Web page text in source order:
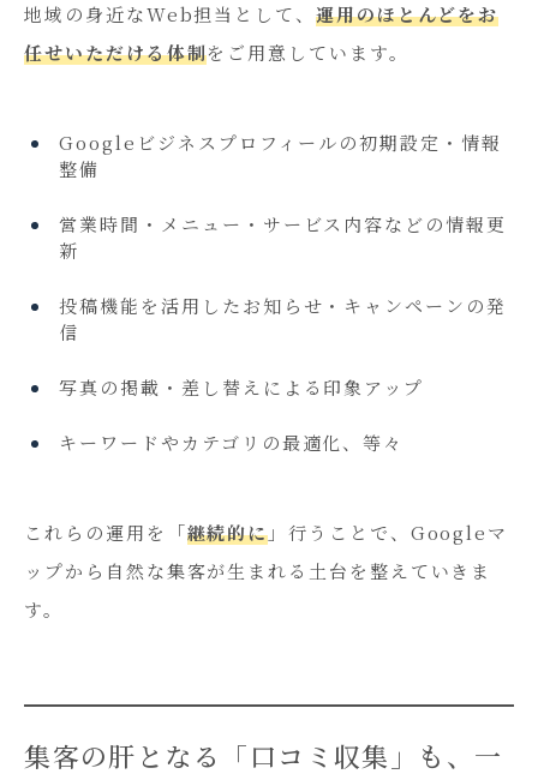
地域の身近なWeb担当として、 運用のほとんどをお
任せいただける体制をご用意しています。
Googleビジネスプロフィールの初期設定・情報
整備
営業時間・メニュー・サービス内容などの情報更
新
投稿機能を活用したお知らせ・キャンペーンの発
信
写真の掲載・差し替えによる印象アップ
キーワードやカテゴリの最適化、等々
これらの運用を「継続的に」行うことで、Googleマ
ップから自然な集客が生まれる土台を整えていきま
す。
集客の肝となる「口コミ収集」も、一